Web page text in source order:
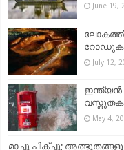
June 19,
July 12,
ഇന്ത്യൻ
May 4,
മാച്ചു പിക്ച്ചു;